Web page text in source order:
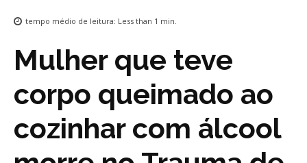
tempo médio de leitura: Less than 1 min.
Mulher que teve
corpo queimado ao
cozinhar com álcool